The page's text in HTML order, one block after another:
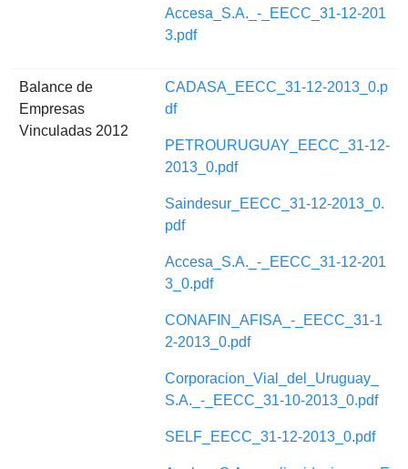
Accesa_S.A._-_EECC_31-12-201
3.pdf
Balance de
Empresas
Vinculadas 2012
CADASA_EECC_31-12-2013_0.p
df
PETROURUGUAY_EECC_31-12-
2013_0.pdf
Saindesur_EECC_31-12-2013_0.
pdf
Accesa_S.A._-_EECC_31-12-201
3_0.pdf
CONAFIN_AFISA_-_EECC_31-1
2-2013_0.pdf
Corporacion_Vial_del_Uruguay_
S.A._-_EECC_31-10-2013_0.pdf
SELF_EECC_31-12-2013_0.pdf